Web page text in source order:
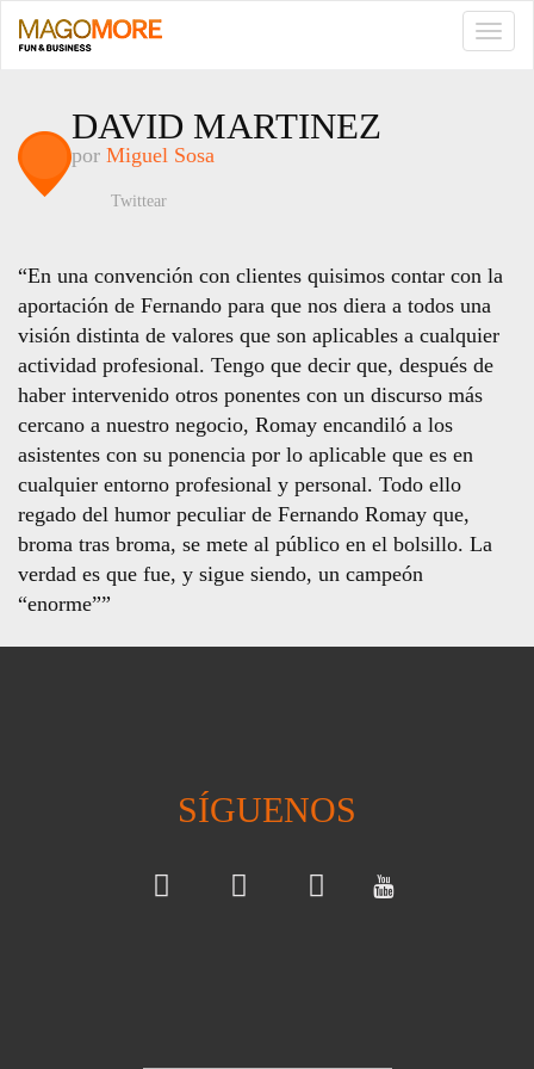
DAVID MARTINEZ
por Miguel Sosa
Twittear
“En una convención con clientes quisimos contar con la
aportación de Fernando para que nos diera a todos una
visión distinta de valores que son aplicables a cualquier
actividad profesional. Tengo que decir que, después de
haber intervenido otros ponentes con un discurso más
cercano a nuestro negocio, Romay encandiló a los
asistentes con su ponencia por lo aplicable que es en
cualquier entorno profesional y personal. Todo ello
regado del humor peculiar de Fernando Romay que,
broma tras broma, se mete al público en el bolsillo. La
verdad es que fue, y sigue siendo, un campeón
“enorme””
SÍGUENOS